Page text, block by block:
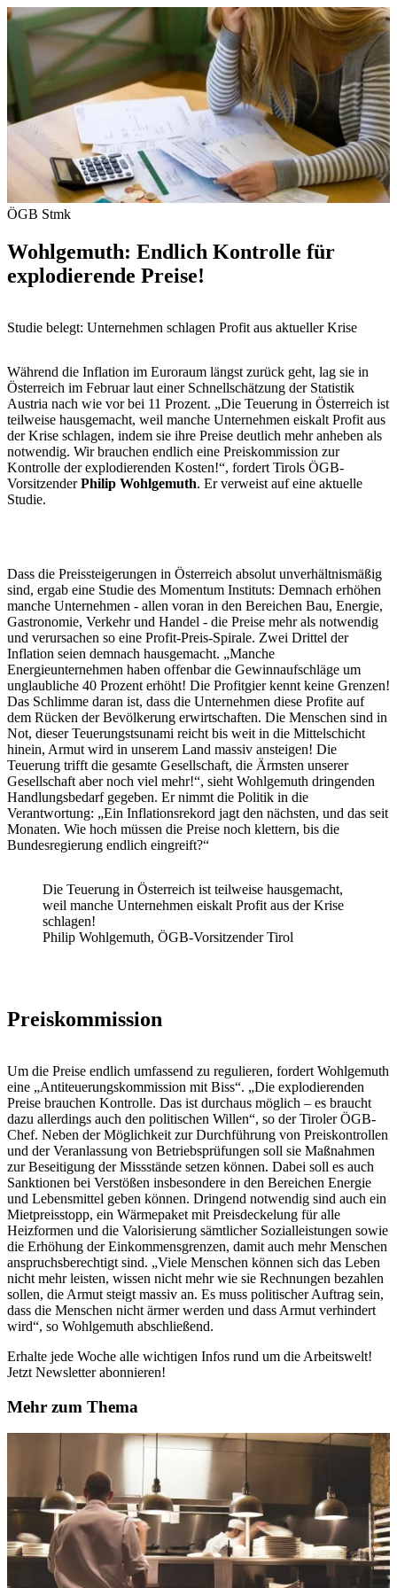
ÖGB Stmk
Wohlgemuth: Endlich Kontrolle für
explodierende Preise!
Studie belegt: Unternehmen schlagen Profit aus aktueller Krise
Während die Inflation im Euroraum längst zurück geht, lag sie in
Österreich im Februar laut einer Schnellschätzung der Statistik
Austria nach wie vor bei 11 Prozent. „Die Teuerung in Österreich ist
teilweise hausgemacht, weil manche Unternehmen eiskalt Profit aus
der Krise schlagen, indem sie ihre Preise deutlich mehr anheben als
notwendig. Wir brauchen endlich eine Preiskommission zur
Kontrolle der explodierenden Kosten!“, fordert Tirols ÖGB-
VorsitzenderPhilip Wohlgemuth. Er verweist auf eine aktuelle
Studie.
Dass die Preissteigerungen in Österreich absolut unverhältnismäßig
sind, ergab eine Studie des Momentum Instituts: Demnach erhöhen
manche Unternehmen - allen voran in den Bereichen Bau, Energie,
Gastronomie, Verkehr und Handel - die Preise mehr als notwendig
und verursachen so eine Profit-Preis-Spirale. Zwei Drittel der
Inflation seien demnach hausgemacht. „Manche
Energieunternehmen haben offenbar die Gewinnaufschläge um
unglaubliche 40 Prozent erhöht! Die Profitgier kennt keine Grenzen!
Das Schlimme daran ist, dass die Unternehmen diese Profite auf
dem Rücken der Bevölkerung erwirtschaften. Die Menschen sind in
Not, dieser Teuerungstsunami reicht bis weit in die Mittelschicht
hinein, Armut wird in unserem Land massiv ansteigen! Die
Teuerung trifft die gesamte Gesellschaft, die Ärmsten unserer
Gesellschaft aber noch viel mehr!“, sieht Wohlgemuth dringenden
Handlungsbedarf gegeben. Er nimmt die Politik in die
Verantwortung: „Ein Inflationsrekord jagt den nächsten, und das seit
Monaten. Wie hoch müssen die Preise noch klettern, bis die
Bundesregierung endlich eingreift?“
Die Teuerung in Österreich ist teilweise hausgemacht,
weil manche Unternehmen eiskalt Profit aus der Krise
schlagen!
Philip Wohlgemuth, ÖGB-Vorsitzender Tirol
Preiskommission
Um die Preise endlich umfassend zu regulieren, fordert Wohlgemuth
eine „Antiteuerungskommission mit Biss“. „Die explodierenden
Preise brauchen Kontrolle. Das ist durchaus möglich – es braucht
dazu allerdings auch den politischen Willen“, so der Tiroler ÖGB-
Chef. Neben der Möglichkeit zur Durchführung von Preiskontrollen
und der Veranlassung von Betriebsprüfungen soll sie Maßnahmen
zur Beseitigung der Missstände setzen können. Dabei soll es auch
Sanktionen bei Verstößen insbesondere in den Bereichen Energie
und Lebensmittel geben können. Dringend notwendig sind auch ein
Mietpreisstopp, ein Wärmepaket mit Preisdeckelung für alle
Heizformen und die Valorisierung sämtlicher Sozialleistungen sowie
die Erhöhung der Einkommensgrenzen, damit auch mehr Menschen
anspruchsberechtigt sind. „Viele Menschen können sich das Leben
nicht mehr leisten, wissen nicht mehr wie sie Rechnungen bezahlen
sollen, die Armut steigt massiv an. Es muss politischer Auftrag sein,
dass die Menschen nicht ärmer werden und dass Armut verhindert
wird“, so Wohlgemuth abschließend.
Erhalte jede Woche alle wichtigen Infos rund um die Arbeitswelt!
Jetzt Newsletter abonnieren!
Mehr zum Thema